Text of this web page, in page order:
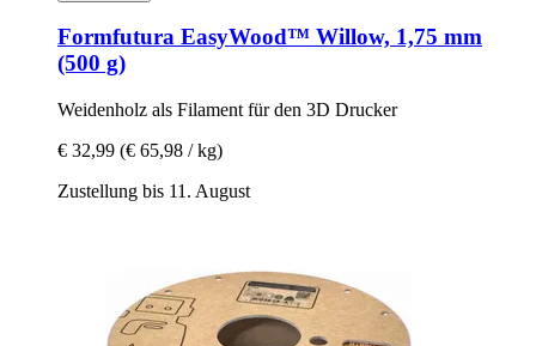
Formfutura EasyWood™ Willow, 1,75 mm
(500 g)
Weidenholz als Filament für den 3D Drucker
€ 32,99 (€ 65,98 / kg)
Zustellung bis 11. August